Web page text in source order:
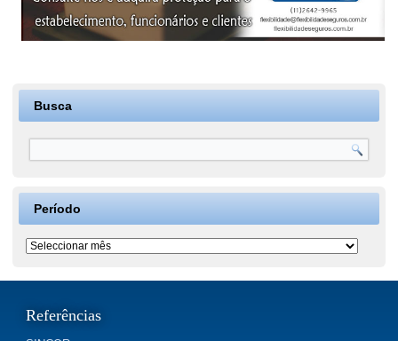
Busca
Período
Período
Referências